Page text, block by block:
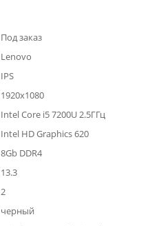
Под заказ
Lenovo
IPS
1920x1080
Intel Core i5 7200U 2.5ГГц
Intel HD Graphics 620
8Gb DDR4
13.3
2
черный